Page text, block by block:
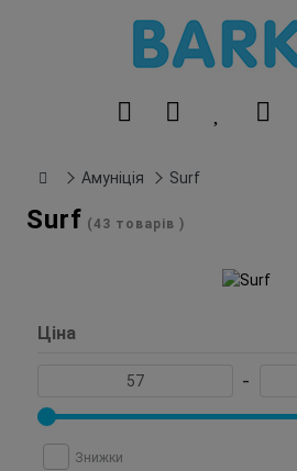
Амуніція Surf
Surf (43 товарів )
Ціна
-
Знижки